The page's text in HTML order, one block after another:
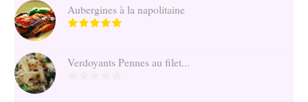
Aubergines à la napolitaine
Verdoyants Pennes au filet...